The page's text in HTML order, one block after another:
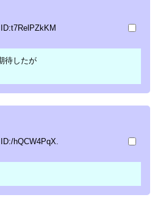
ID:t7RelPZkKM
待したが
ID:/hQCW4PqX.